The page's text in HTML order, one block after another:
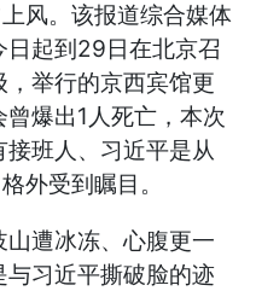
风。该报道综合媒体
日起到29日在北京召
举行的京西宾馆更
爆出1人死亡，本次
班人、习近平是从
外受到瞩目。
遭冰冻、心腹更一
习近平撕破脸的迹